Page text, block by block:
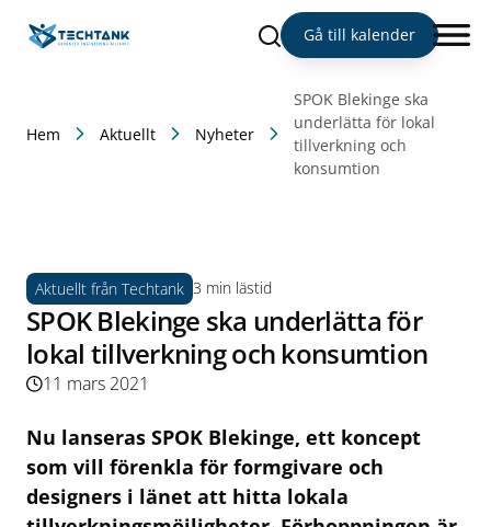
Sök Gå till kalender
Hem Aktuellt Nyheter
SPOK Blekinge ska
underlätta för lokal
tillverkning och
konsumtion
Aktuellt från Techtank 3 min lästid
SPOK Blekinge ska underlätta för
lokal tillverkning och konsumtion
11 mars 2021
Nu lanseras SPOK Blekinge, ett koncept
som vill förenkla för formgivare och
designers i länet att hitta lokala